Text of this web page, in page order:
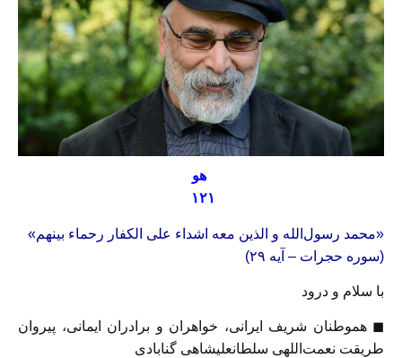
هو
۱۲۱
«محمد رسول‌الله و الذین معه اشداء علی الکفار رحماء بینهم»
(سوره حجرات – آیه ۲۹)
با سلام و درود
◼ هموطنان شریف ایرانی، خواهران و برادران ایمانی، پیروان
طریقت نعمت‌اللهی سلطانعلیشاهی گنابادی